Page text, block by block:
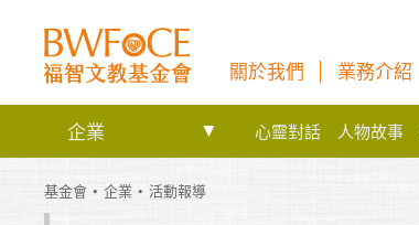
關於我們 業務介紹
企業 心靈對話 人物故事
基金會 企業 活動報導